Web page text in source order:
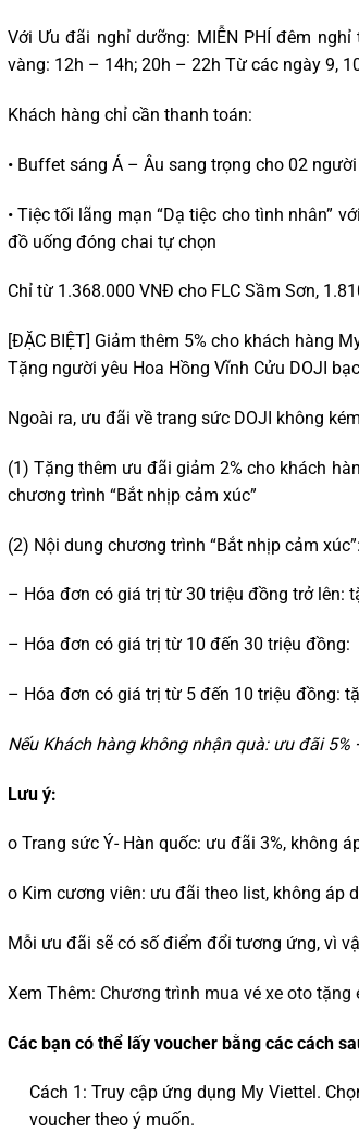
Với Ưu đãi nghỉ dưỡng: MIỄN PHÍ đêm
vàng: 12h – 14h; 20h – 22h Từ các ngày 9,
Khách hàng chỉ cần thanh toán:
• Buffet sáng Á – Âu sang trọng cho 02 người
• Tiệc tối lãng mạn “Dạ tiệc cho tình nhân”
đồ uống đóng chai tự chọn
Chỉ từ 1.368.000 VNĐ cho FLC Sầm Sơn,
[ĐẶC BIỆT] Giảm thêm 5% cho khách hàng
Tặng người yêu Hoa Hồng Vĩnh Cửu DOJI
Ngoài ra, ưu đãi về trang sức DOJI không
(1) Tặng thêm ưu đãi giảm 2% cho khách
chương trình “Bắt nhịp cảm xúc”
(2) Nội dung chương trình “Bắt nhịp cảm
– Hóa đơn có giá trị từ 30 triệu đồng trở lên:
– Hóa đơn có giá trị từ 10 đến 30 triệu
– Hóa đơn có giá trị từ 5 đến 10 triệu đồng:
Nếu Khách hàng không nhận quà: ưu đãi
Lưu ý:
o Trang sức Ý- Hàn quốc: ưu đãi 3%, không
o Kim cương viên: ưu đãi theo list, không áp
Mỗi ưu đãi sẽ có số điểm đổi tương ứng, vì
Xem Thêm: Chương trình mua vé xe oto tặng
Các bạn có thể lấy voucher bằng các cách
Cách 1: Truy cập ứng dụng My Viettel.
voucher theo ý muốn.